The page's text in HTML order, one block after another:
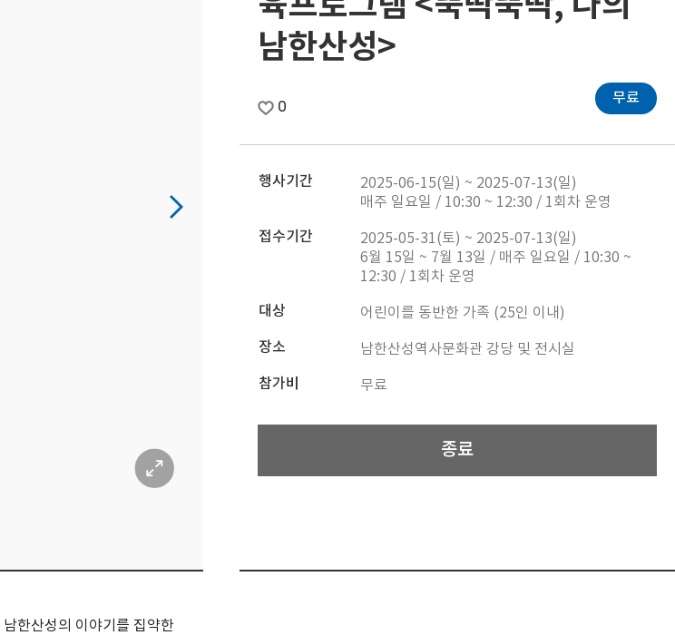
남한산성>
0
무료
행사기간
2025-06-15(일) ~ 2025-07-13(일)
매주 일요일 / 10:30 ~ 12:30 / 1회차 운영
접수기간
2025-05-31(토) ~ 2025-07-13(일)
6월 15일 ~ 7월 13일 / 매주 일요일 / 10:30 ~
12:30 / 1회차 운영
대상 어린이를 동반한 가족 (25인 이내)
장소 남한산성역사문화관 강당 및 전시실
참가비 무료
종료
남한산성의 이야기를 집약한